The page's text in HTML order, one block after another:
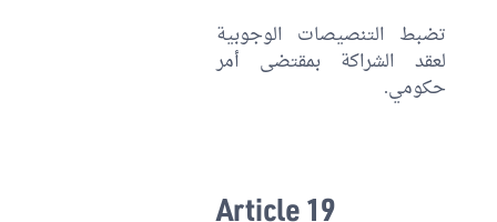
تضبط التنصيصات الوجوبية
لعقد الشراكة بمقتضى أمر
حكومي.
Article 19